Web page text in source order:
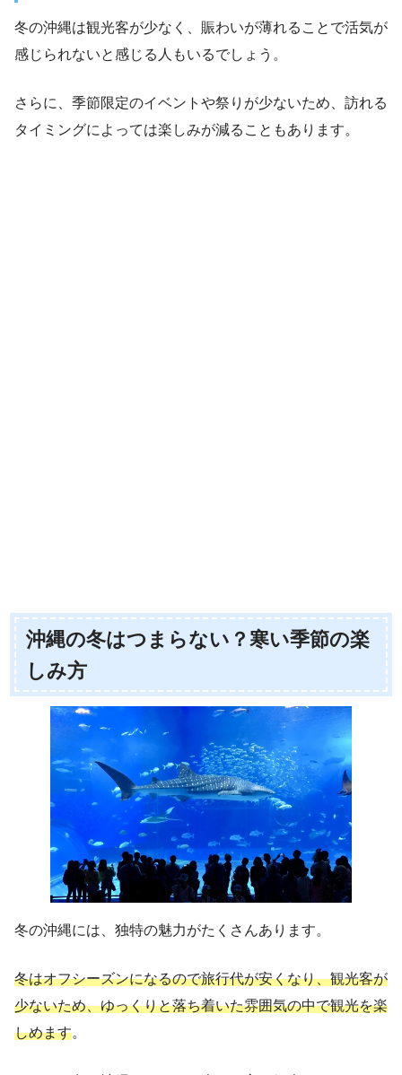
冬の沖縄は観光客が少なく、賑わいが薄れることで活気が
感じられないと感じる人もいるでしょう。
さらに、季節限定のイベントや祭りが少ないため、訪れる
タイミングによっては楽しみが減ることもあります。
沖縄の冬はつまらない？寒い季節の楽
しみ方
冬の沖縄には、独特の魅力がたくさんあります。
冬はオフシーズンになるので旅行代が安くなり、観光客が
少ないため、ゆっくりと落ち着いた雰囲気の中で観光を楽
しめます。